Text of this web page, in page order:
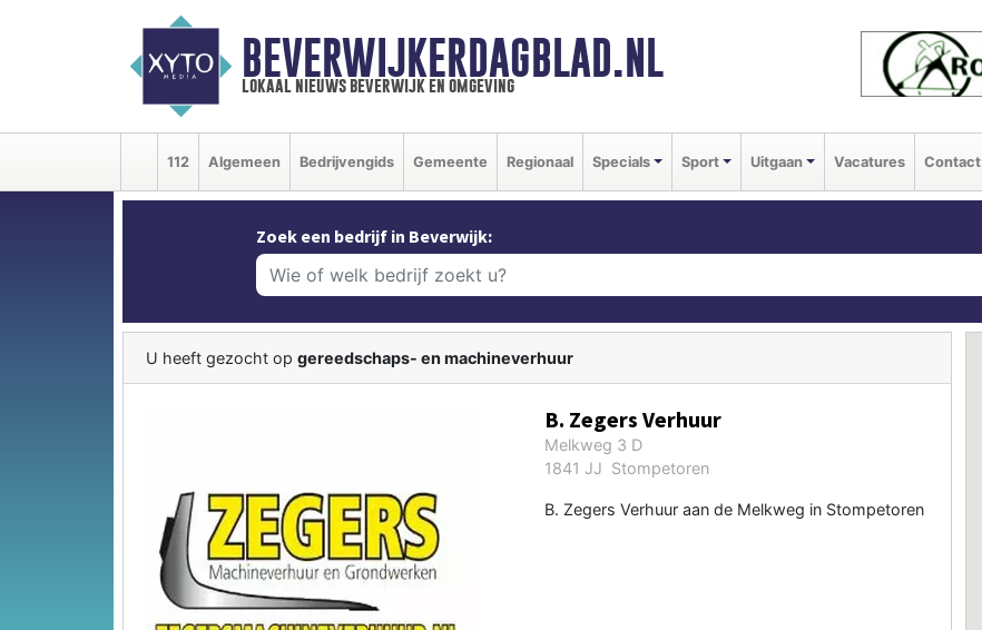
BEVERWIJKERDAGBLAD.NL
lokaal nieuws beverwijk en omgeving
112 Algemeen Bedrijvengids Gemeente Regionaal Specials Sport Uitgaan Vacatures Contact
Zoek een bedrijf in Beverwijk:
U heeft gezocht op gereedschaps- en machineverhuur
B. Zegers Verhuur
Melkweg 3 D
1841 JJ Stompetoren
B. Zegers Verhuur aan de Melkweg in Stompetoren